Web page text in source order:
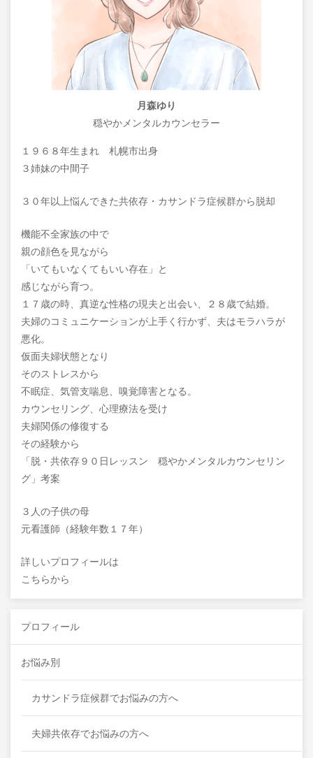
月森ゆり
穏やかメンタルカウンセラー
１９６８年生まれ 札幌市出身
３姉妹の中間子
３０年以上悩んできた共依存・カサンドラ症候群から脱却
機能不全家族の中で
親の顔色を見ながら
「いてもいなくてもいい存在」と
感じながら育つ。
１７歳の時、真逆な性格の現夫と出会い、２８歳で結婚。
夫婦のコミュニケーションが上手く行かず、夫はモラハラが
悪化。
仮面夫婦状態となり
そのストレスから
不眠症、気管支喘息、嗅覚障害となる。
カウンセリング、心理療法を受け
夫婦関係の修復する
その経験から
「脱・共依存９０日レッスン 穏やかメンタルカウンセリン
グ」考案
３人の子供の母
元看護師（経験年数１７年）
詳しいプロフィールは
こちらから
プロフィール
お悩み別
カサンドラ症候群でお悩みの方へ
夫婦共依存でお悩みの方へ